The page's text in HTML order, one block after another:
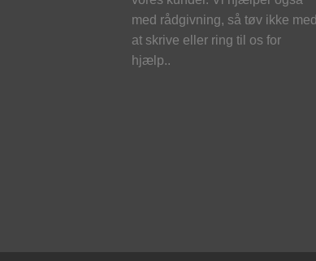
med rådgivning, så tøv ikke med
at skrive eller ring til os for
hjælp..